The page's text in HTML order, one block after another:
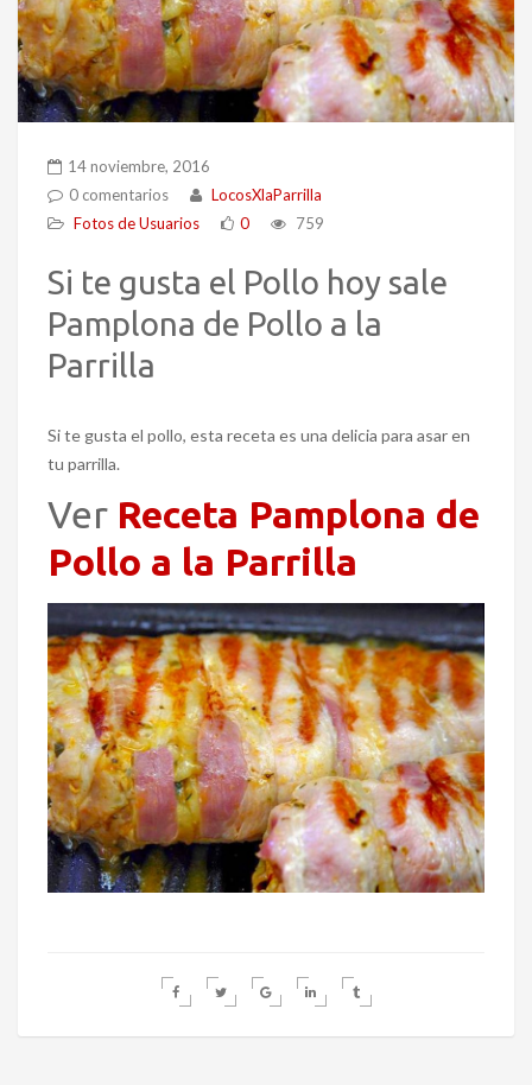
14 noviembre, 2016
0 comentarios
LocosXlaParrilla
Fotos de Usuarios
0 759
Si te gusta el Pollo hoy sale
Pamplona de Pollo a la
Parrilla
Si te gusta el pollo, esta receta es una delicia para asar en
tu parrilla.
Ver Receta Pamplona de
Pollo a la Parrilla